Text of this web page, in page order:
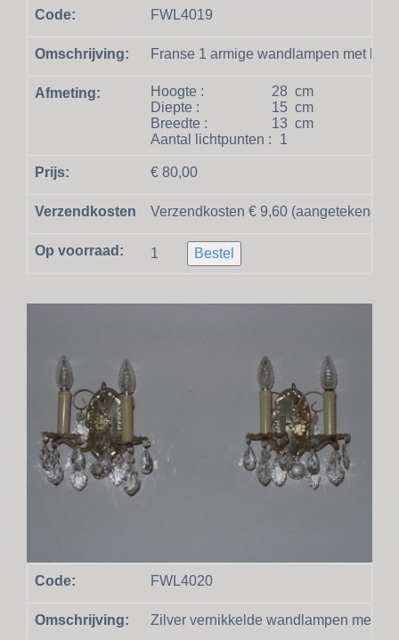
Code: FWL4019
Omschrijving: Franse 1 armige wandlampen met
Afmeting: Hoogte : 28 cm
Diepte :
15 cm
Breedte :
13 cm
Aantal lichtpunten :
1
Prijs: € 80,00
Verzendkosten Verzendkosten € 9,60 (aangetekend
Op voorraad: 1 Bestel
Code: FWL4020
Omschrijving: Zilver vernikkelde wandlampen met